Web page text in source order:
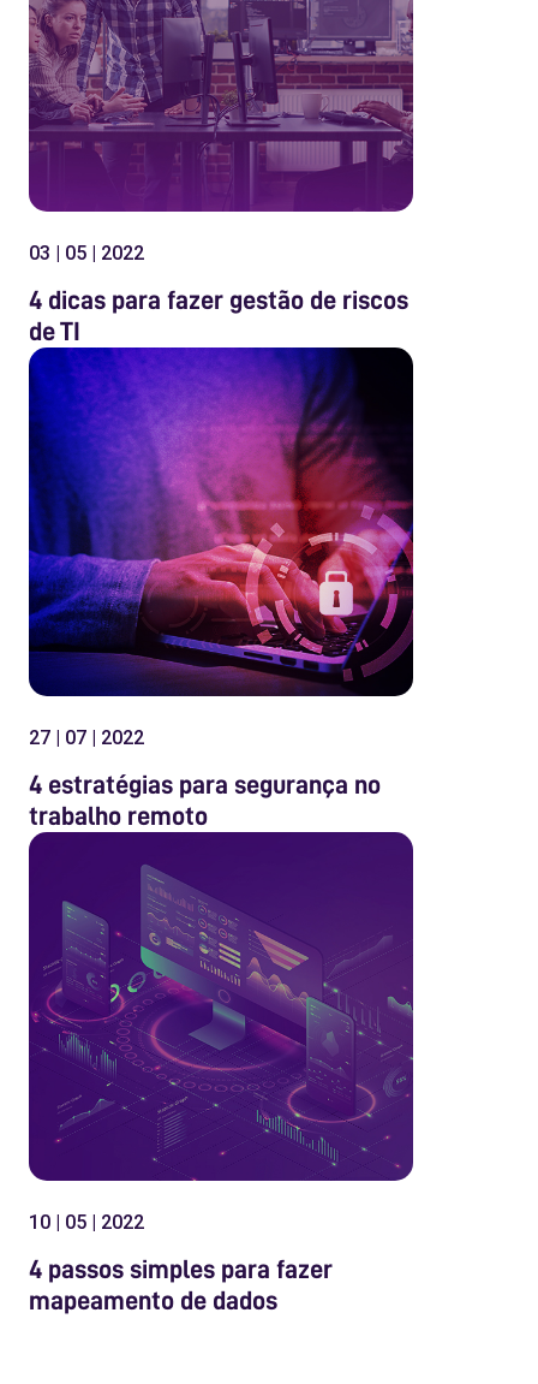
03 | 05 | 2022
4 dicas para fazer gestão de riscos
de TI
27 | 07 | 2022
4 estratégias para segurança no
trabalho remoto
10 | 05 | 2022
4 passos simples para fazer
mapeamento de dados